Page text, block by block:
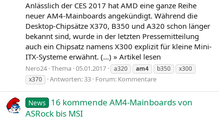
Anlässlich der CES 2017 hat AMD eine ganze Reihe
neuer AM4-Mainboards angekündigt. Während die
Desktop-Chipsätze X370, B350 und A320 schon länger
bekannt sind, wurde in der letzten Pressemitteilung
auch ein Chipsatz namens X300 explizit für kleine Mini-
ITX-Systeme erwähnt. (…) » Artikel lesen
Nero24 Thema 05.01.2017 a320 am4 b350
x300
x370
Antworten: 33 Forum: Kommentare
News
16 kommende AM4-Mainboards von
ASRock bis MSI